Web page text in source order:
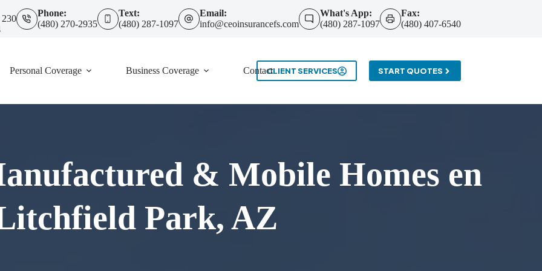
Phone:
(480) 270-2935
Text:
(480) 287-1097
Email:
info@ceoinsurancefs.com
What's App:
(480) 287-1097
Fax:
(480) 407-6540
Personal Coverage Business Coverage ContactCLIENT SERVICES START QUOTES
& Mobile Homes en
Park, AZ